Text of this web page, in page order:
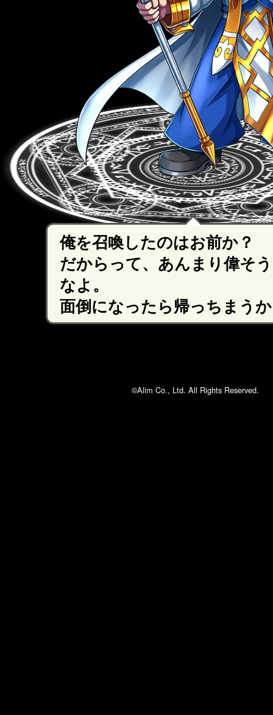
俺を召喚したのはお前か？
だからって、あんまり偉そ
なよ。
面倒になったら帰っちまう
©Alim Co., Ltd. All Rights Reserved.